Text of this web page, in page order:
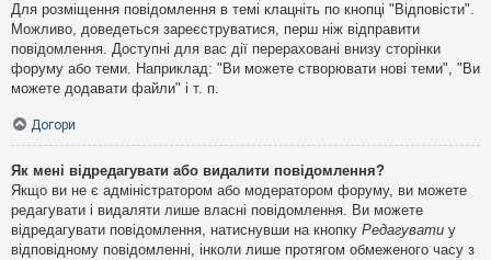
Для розміщення повідомлення в темі клацніть по кнопці "Відповісти".
Можливо, доведеться зареєструватися, перш ніж відправити
повідомлення. Доступні для вас дії перераховані внизу сторінки
форуму або теми. Наприклад: "Ви можете створювати нові теми", "Ви
можете додавати файли" і т. п.
Догори
Як мені відредагувати або видалити повідомлення?
Якщо ви не є адміністратором або модератором форуму, ви можете
редагувати і видаляти лише власні повідомлення. Ви можете
відредагувати повідомлення, натиснувши на кнопку Редагувати у
відповідному повідомленні, інколи лише протягом обмеженого часу з